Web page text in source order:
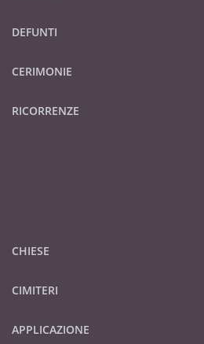
DEFUNTI
CERIMONIE
RICORRENZE
CHIESE
CIMITERI
APPLICAZIONE